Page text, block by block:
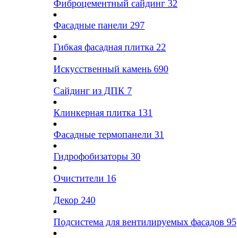
Фиброцементный сайдинг 32
Фасадные панели 297
Гибкая фасадная плитка 22
Искусственный камень 690
Сайдинг из ДПК 7
Клинкерная плитка 131
Фасадные термопанели 31
Гидрофобизаторы 30
Очистители 16
Декор 240
Подсистема для вентилируемых фасадов 95